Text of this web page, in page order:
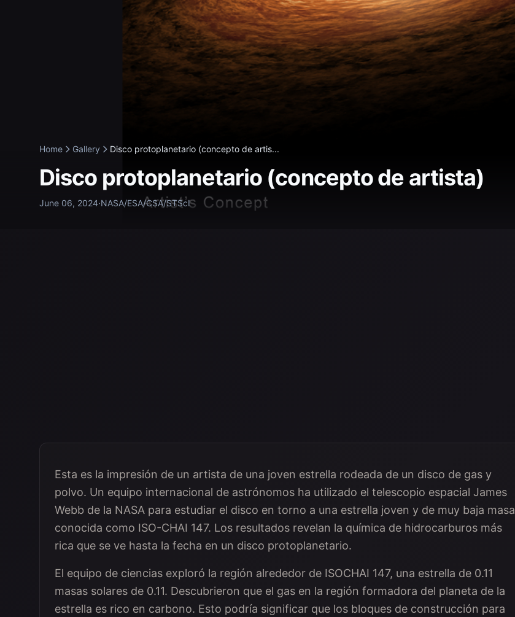
Home Gallery Disco protoplanetario (concepto de artis...
Disco protoplanetario (concepto de artista)
June 06, 2024·NASA/ESA/CSA/STScI
Esta es la impresión de un artista de una joven estrella rodeada de un disco de gas y
polvo. Un equipo internacional de astrónomos ha utilizado el telescopio espacial James
Webb de la NASA para estudiar el disco en torno a una estrella joven y de muy baja masa
conocida como ISO-CHAI 147. Los resultados revelan la química de hidrocarburos más
rica que se ve hasta la fecha en un disco protoplanetario.
El equipo de ciencias exploró la región alrededor de ISOCHAI 147, una estrella de 0.11
masas solares de 0.11. Descubrieron que el gas en la región formadora del planeta de la
estrella es rico en carbono. Esto podría significar que los bloques de construcción para